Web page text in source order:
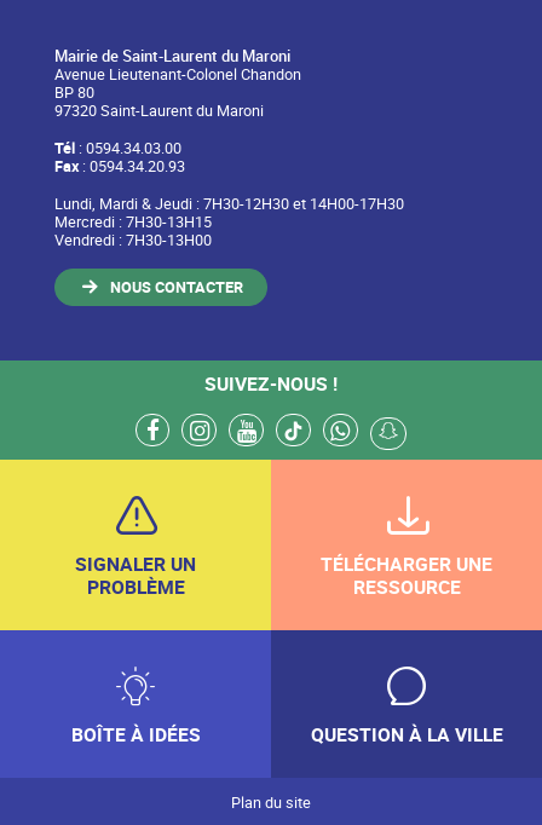
Mairie de Saint-Laurent du Maroni
Avenue Lieutenant-Colonel Chandon
BP 80
97320 Saint-Laurent du Maroni
Tél: 0594.34.03.00
Fax: 0594.34.20.93
Lundi, Mardi & Jeudi : 7H30-12H30 et 14H00-17H30
Mercredi : 7H30-13H15
Vendredi : 7H30-13H00
NOUS CONTACTER
SUIVEZ-NOUS !
facebookinstagram
youtube
tiktokwhatsappsnapchat
SIGNALER UN
PROBLÈME
TÉLÉCHARGER UNE
RESSOURCE
BOÎTE À IDÉES QUESTION À LA VILLE
Plan du site